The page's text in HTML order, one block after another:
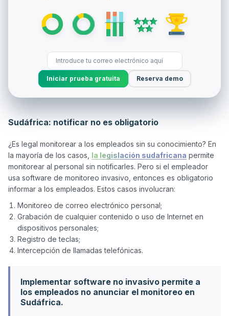
Iniciar prueba gratuita Reserva demo
Sudáfrica: notificar no es obligatorio
¿Es legal monitorear a los empleados sin su conocimiento? En
la mayoría de los casos, la legislación sudafricana permite
monitorear al personal sin notificarles. Pero si el empleador
usa software de monitoreo invasivo, entonces es obligatorio
Monitoreo de correo electrónico personal;
Grabación de cualquier contenido o uso de Internet en
dispositivos personales;
Registro de teclas;
Intercepción de llamadas telefónicas.
Implementar software no invasivo permite a
los empleados no anunciar el monitoreo en
Sudáfrica.